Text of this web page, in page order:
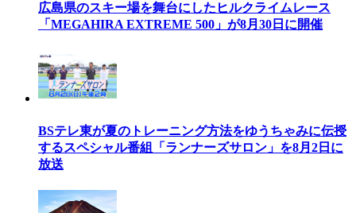
広島県のスキー場を舞台にしたヒルクライムレース
「MEGAHIRA EXTREME 500」が8月30日に開催
BSテレ東が夏のトレーニング方法をゆうちゃみに伝授
するスペシャル番組「ランナーズサロン」を8月2日に
放送